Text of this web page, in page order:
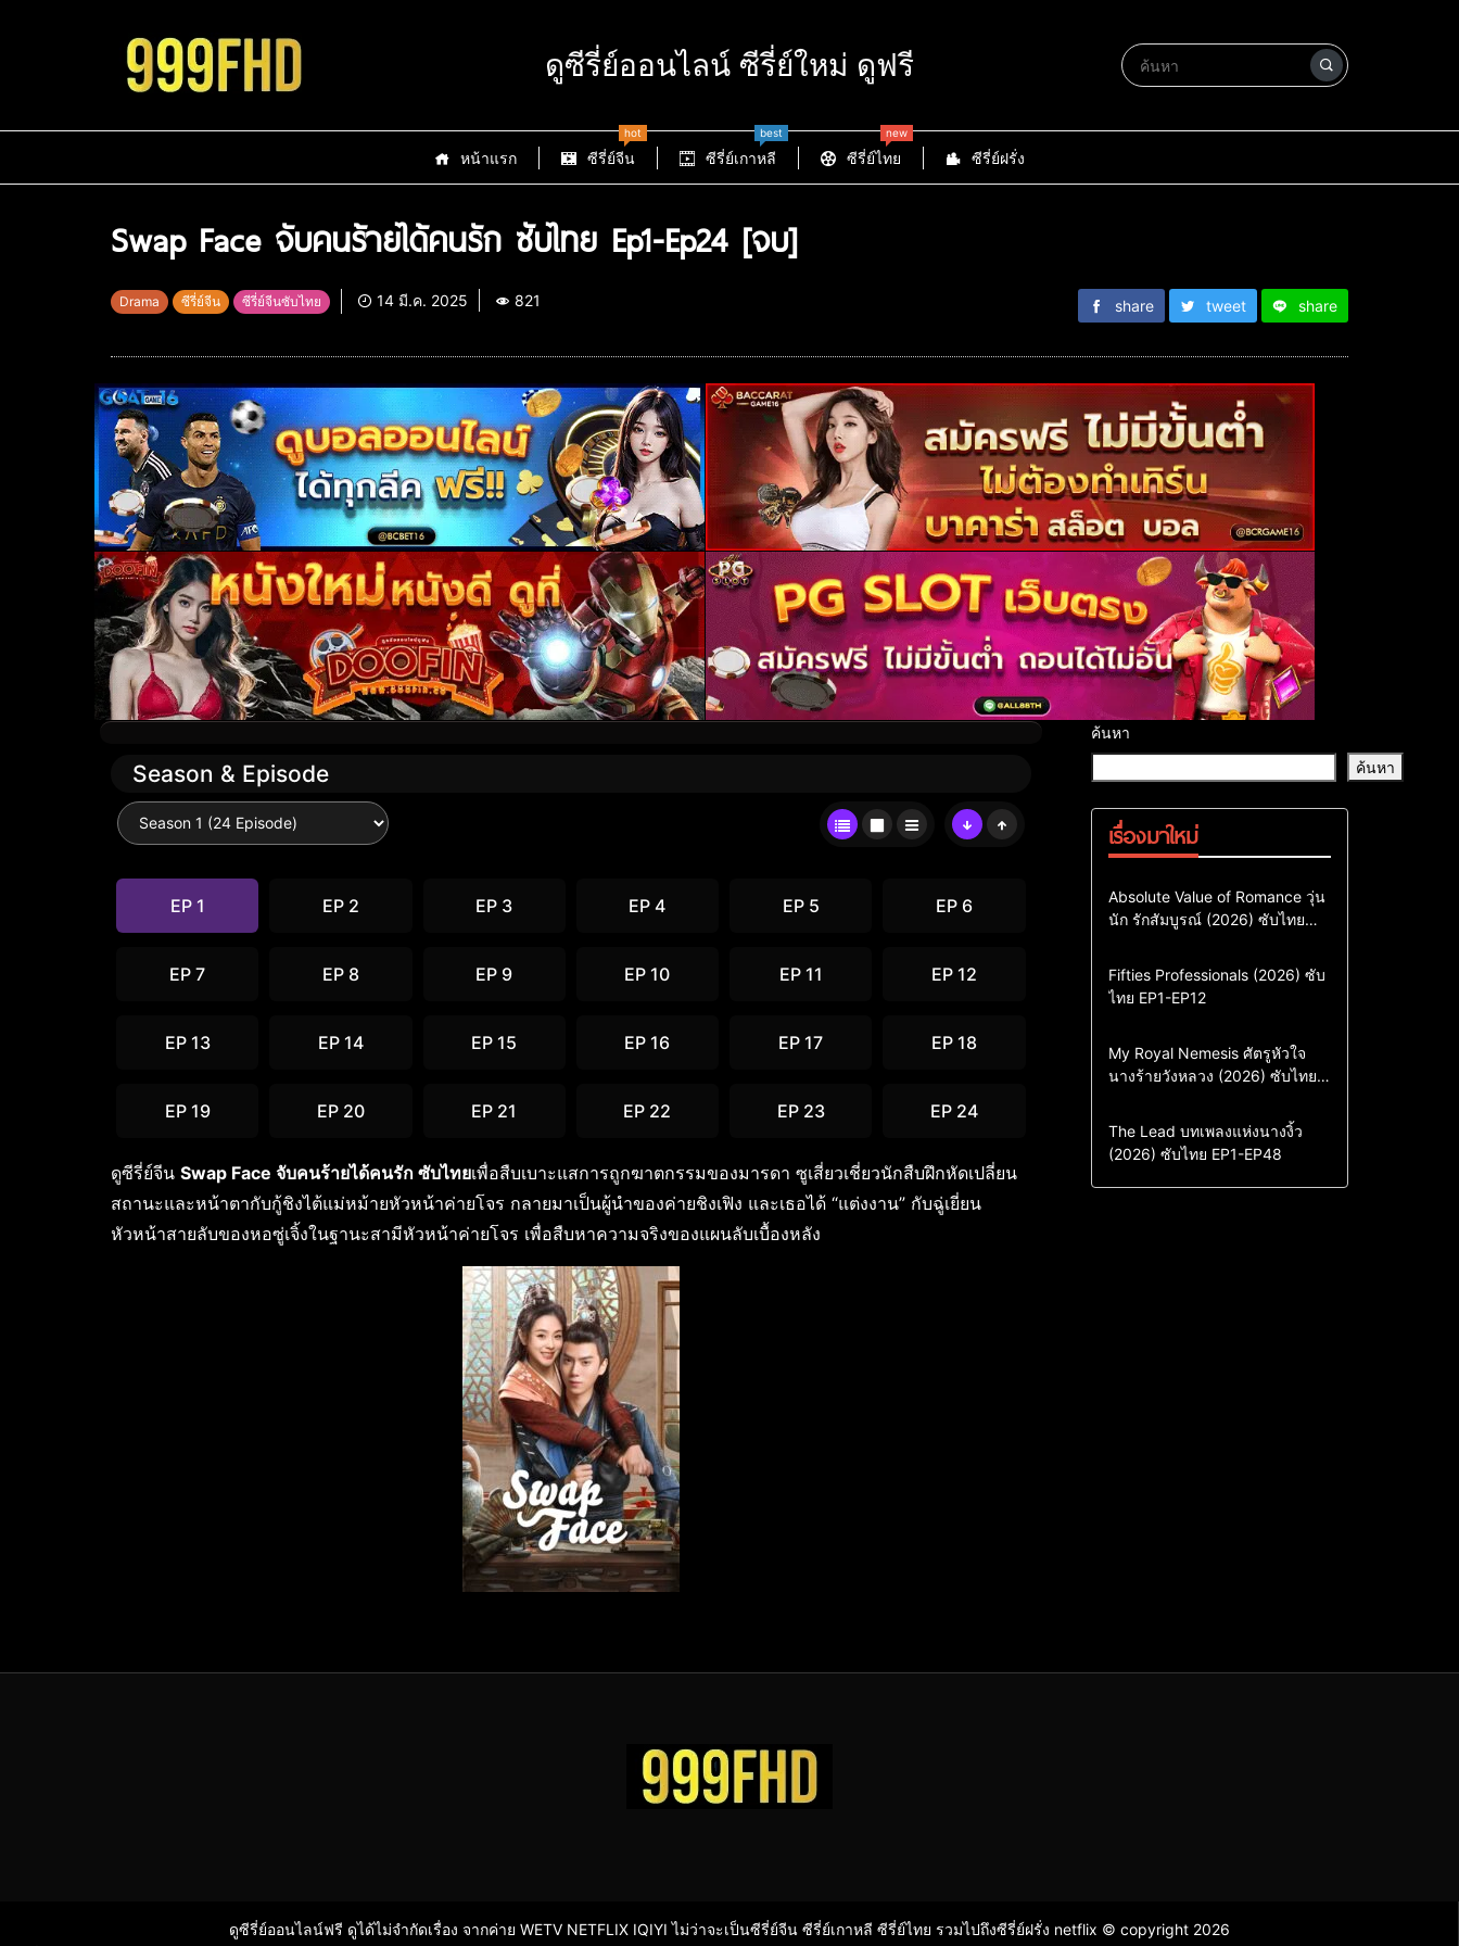
ดูซีรี่ย์ออนไลน์ ซีรี่ย์ใหม่ ดูฟรี
หน้าแรก ซีรี่ย์จีน
hot
ซีรี่ย์เกาหลี
best
ซีรี่ย์ไทย
new
ซีรี่ย์ฝรั่ง
Swap Face จับคนร้ายได้คนรัก ซับไทย Ep1-Ep24 [จบ]
Drama ซีรี่ย์จีน ซีรี่ย์จีนซับไทย 14 มี.ค. 2025 821 share tweet share
Season & Episode
EP 1 EP 2 EP 3 EP 4 EP 5 EP 6
EP 7 EP 8 EP 9 EP 10 EP 11 EP 12
EP 13 EP 14 EP 15 EP 16 EP 17 EP 18
EP 19 EP 20 EP 21 EP 22 EP 23 EP 24
ดูซีรี่ย์จีน Swap Face จับคนร้ายได้คนรัก ซับไทยเพื่อสืบเบาะแสการถูกฆาตกรรมของมารดา ซูเสี่ยวเชี่ยวนักสืบฝึกหัดเปลี่ยน
สถานะและหน้าตากับกู้ชิงไต้แม่หม้ายหัวหน้าค่ายโจร กลายมาเป็นผู้นำของค่ายชิงเฟิง และเธอได้ “แต่งงาน” กับฉู่เยี่ยน
หัวหน้าสายลับของหอซู่เจิ้งในฐานะสามีหัวหน้าค่ายโจร เพื่อสืบหาความจริงของแผนลับเบื้องหลัง
ค้นหา
ค้นหา
เรื่องมาใหม่
Comedy Drama
ซีรี่ย์เกาหลี
ซีรี่ย์เกาหลีซับไทย
Absolute Value of Romance วุ่น
นัก รักสัมบูรณ์ (2026) ซับไทย
Action & Adventure
Comedy
Drama
ซีรี่ย์เกาหลี
Fifties Professionals (2026) ซับ
ไทย EP1-EP12
Comedy
Drama
Sci-Fi & Fantasy
ซีรี่ย์เกาหลี
My Royal Nemesis ศัตรูหัวใจ
นางร้ายวังหลวง (2026) ซับไทย
Drama
ซีรี่ย์จีน
ซีรี่ย์จีนซับไทย
The Lead บทเพลงแห่งนางงิ้ว
(2026) ซับไทย EP1-EP48
ดูซีรี่ย์ออนไลน์ฟรี ดูได้ไม่จำกัดเรื่อง จากค่าย WETV NETFLIX IQIYI ไม่ว่าจะเป็นซีรี่ย์จีน ซีรี่ย์เกาหลี ซีรี่ย์ไทย รวมไปถึงซีรี่ย์ฝรั่ง netflix © copyright 2026